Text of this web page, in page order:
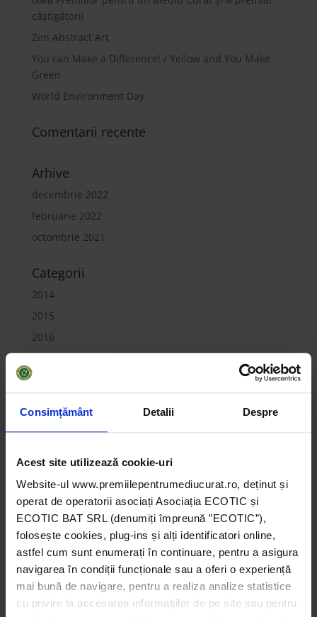
Consimțământ Detalii Despre
Acest site utilizează cookie-uri
Website-ul www.premiilepentrumediucurat.ro, deținut și
operat de operatorii asociați Asociația ECOTIC și
ECOTIC BAT SRL (denumiți împreună ”ECOTIC”),
folosește cookies, plug-ins și alți identificatori online,
astfel cum sunt enumerați în continuare, pentru a asigura
navigarea în condiții funcționale sau a oferi o experiență
mai bună de navigare, pentru a realiza analize statistice
cu privire la accesarea informațiilor de pe site sau pentru
câștigătorii
Zen Abstract Art
You can Make a Difference! / Yellow and You Make
Green
World Environment Day
Comentarii recente
Arhive
decembrie 2022
februarie 2022
octombrie 2021
Categorii
2014
2015
2016
2017
2018
Companii
Instituții publice
Marele Premiu pentru Companii 2014
Marele Premiu pentru Companii 2015
Marele Premiu pentru Companii 2016
Marele Premiu pentru Companii 2017
Marele Premiu pentru Companii 2018
Marele Premiu pentru Companii 2019
Marele Premiu pentru Instituții de Învățământ 2014